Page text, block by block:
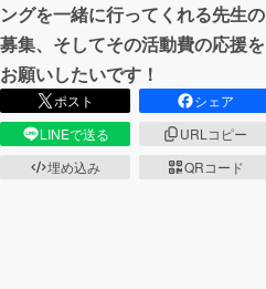
ングを一緒に行ってくれる先生の
募集、そしてその活動費の応援を
お願いしたいです！
ポスト
シェア
LINEで送る
URLコピー
埋め込み
QRコード